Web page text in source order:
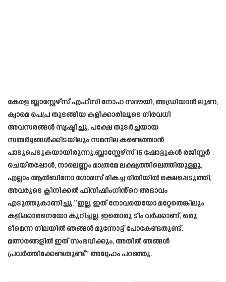
കേരള ബ്ലാസ്റ്റേഴ്‌സ് എഫ്‌സി നോഹ സദൗയി, അഡ്രിയാൻ ലൂണ,
ക്വാമെ പെപ്ര തുടങ്ങിയ കളിക്കാരിലൂടെ നിരവധി
അവസരങ്ങൾ സൃഷ്ടിച്ചു, പക്ഷേ തുടർച്ചയായ
സമ്മർദ്ദങ്ങൾക്കിടയിലും സമനില കണ്ടെത്താൻ
പാടുപെടുകയായിരുന്നു.ബ്ലാസ്റ്റേഴ്‌സ് 15 ഷോട്ടുകൾ രജിസ്റ്റർ
ചെയ്തപ്പോൾ, നാലെണ്ണം മാത്രമേ ലക്ഷ്യത്തിലെത്തിയുള്ളൂ,
എല്ലാം ആൽബിനോ ഗോമസ് മികച്ച രീതിയിൽ രക്ഷപ്പെടുത്തി,
അവരുടെ ക്ലിനിക്കൽ ഫിനിഷിംഗിൻ്റെ അഭാവം
എടുത്തുകാണിച്ചു.”ഇല്ല, ഇത് നോവയെയോ മറ്റേതെങ്കിലും
കളിക്കാരനെയോ കുറിച്ചല്ല. ഇതൊരു ടീം വർക്കാണ്, ഒരു
ടീമെന്ന നിലയിൽ ഞങ്ങൾ മുന്നോട്ട് പോകേണ്ടതുണ്ട്.
മത്സരങ്ങളിൽ ഇത് സംഭവിക്കും, അതിൽ ഞങ്ങൾ
പ്രവർത്തിക്കേണ്ടതുണ്ട്” അദ്ദേഹം പറഞ്ഞു.